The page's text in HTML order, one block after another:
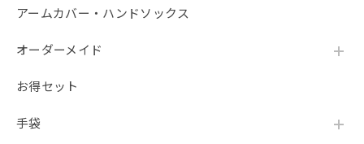
アームカバー・ハンドソックス
オーダーメイド
お得セット
手袋